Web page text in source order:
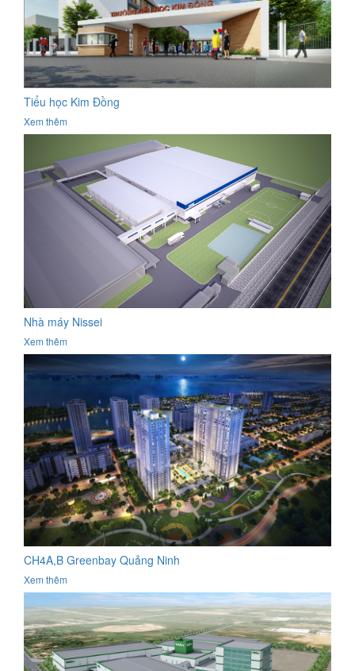
Tiểu học Kim Đồng
Xem thêm
Nhà máy Nissei
Xem thêm
CH4A,B Greenbay Quảng Ninh
Xem thêm